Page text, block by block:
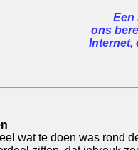
Een
ons
Internet,
wat te doen was rond